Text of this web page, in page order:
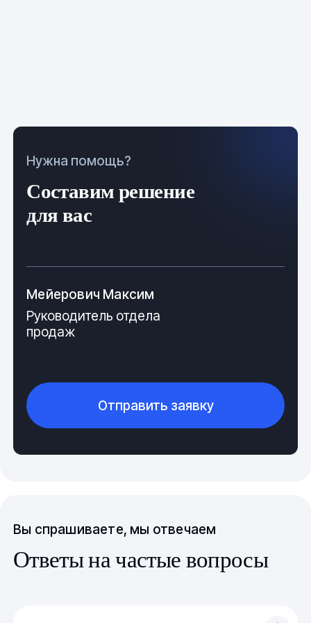
Нужна помощь?
Составим решение
для вас
Мейерович Максим
Руководитель отдела
продаж
Отправить заявку
Вы спрашиваете, мы отвечаем
Ответы на частые вопросы